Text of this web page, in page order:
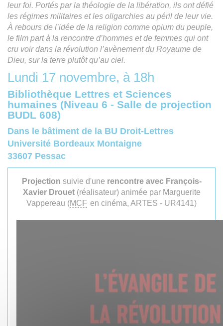
leur foi. Portés par la théologie de la libération, ils ont défié
les régimes militaires et les oligarchies au péril de leur vie.
À rebours de l’idée de la religion comme opium du peuple,
le film part à la rencontre d’hommes et de femmes qui ont
cru voir dans la révolution l’avènement du Royaume de
Dieu, sur la terre plutôt qu’au ciel.
Lundi 17 novembre, à 18h
Bibliothèque Lettres et Sciences
humaines (Niveau 6 - Salle de projection
BUDL 608)
Dans le bâtiment de la BU Droit-Lettres
Université Bordeaux Montaigne
33607 Pessac
Projection suivie d'une rencontre avec François-
Xavier Drouet(réalisateur) animée par Marguerite
Vappereau (MCF en cinéma, ARTES - UR4141)